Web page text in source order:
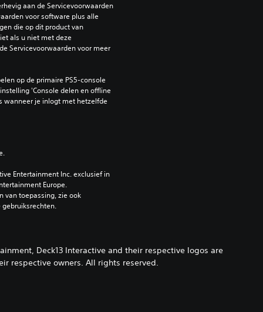
aan de Servicevoorwaarden
voor software plus alle
die op dit product van
als u niet met deze
Servicevoorwaarden voor meer
op de primaire PS5-console
'Console delen en offline
wanneer je inlogt met hetzelfde
Entertainment Inc. exclusief in
Europe.
van toepassing, zie ook
Deck13 Interactive and their respective logos are
respective owners. All rights reserved.